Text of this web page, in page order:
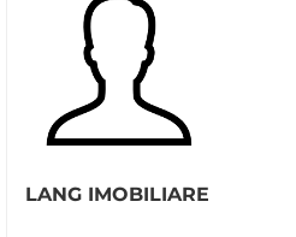
LANG IMOBILIARE